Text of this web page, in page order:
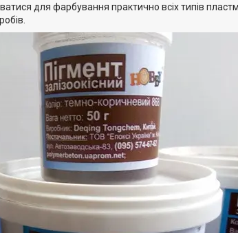
для фарбування практично всіх типів